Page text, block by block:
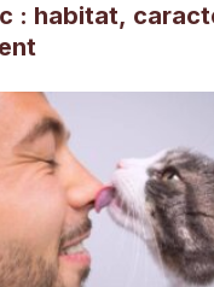
: habitat,